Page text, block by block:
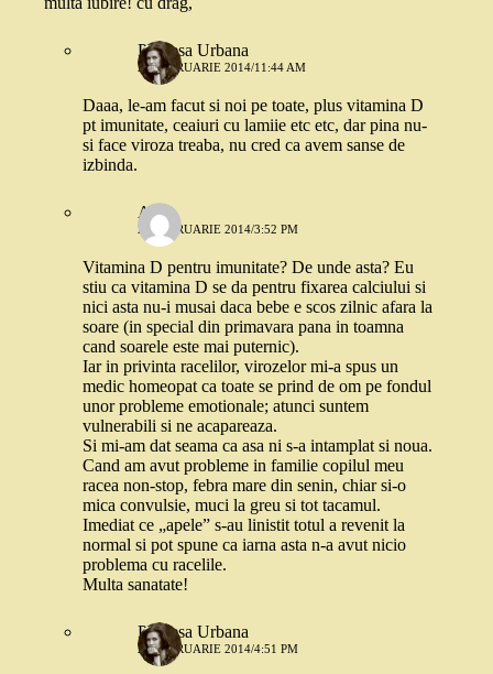
Printesa Urbana
26 FEBRUARIE 2014/11:44 AM
Daaa, le-am facut si noi pe toate, plus vitamina D
pt imunitate, ceaiuri cu lamiie etc etc, dar pina nu-
si face viroza treaba, nu cred ca avem sanse de
izbinda.
Alina
26 FEBRUARIE 2014/3:52 PM
Vitamina D pentru imunitate? De unde asta? Eu
stiu ca vitamina D se da pentru fixarea calciului si
nici asta nu-i musai daca bebe e scos zilnic afara la
soare (in special din primavara pana in toamna
cand soarele este mai puternic).
Iar in privinta racelilor, virozelor mi-a spus un
medic homeopat ca toate se prind de om pe fondul
unor probleme emotionale; atunci suntem
vulnerabili si ne acapareaza.
Si mi-am dat seama ca asa ni s-a intamplat si noua.
Cand am avut probleme in familie copilul meu
racea non-stop, febra mare din senin, chiar si-o
mica convulsie, muci la greu si tot tacamul.
Imediat ce „apele” s-au linistit totul a revenit la
normal si pot spune ca iarna asta n-a avut nicio
problema cu racelile.
Multa sanatate!
Printesa Urbana
26 FEBRUARIE 2014/4:51 PM